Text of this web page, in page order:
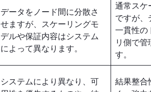
データをノード間に分散さ
せますが、スケーリングモ
デルや保証内容はシステム
によって異なります。
通常スケ
ですが、
一貫性の
リ側で管
す。
システムにより異なり、可
結果整合